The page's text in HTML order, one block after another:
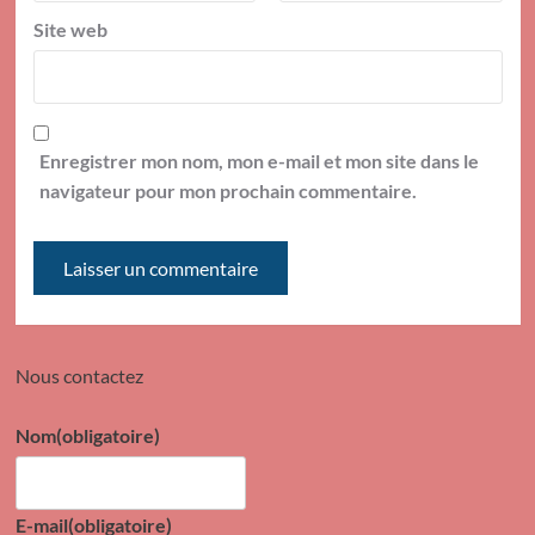
Site web
Enregistrer mon nom, mon e-mail et mon site dans le
navigateur pour mon prochain commentaire.
Nous contactez
Nom(obligatoire)
E-mail(obligatoire)